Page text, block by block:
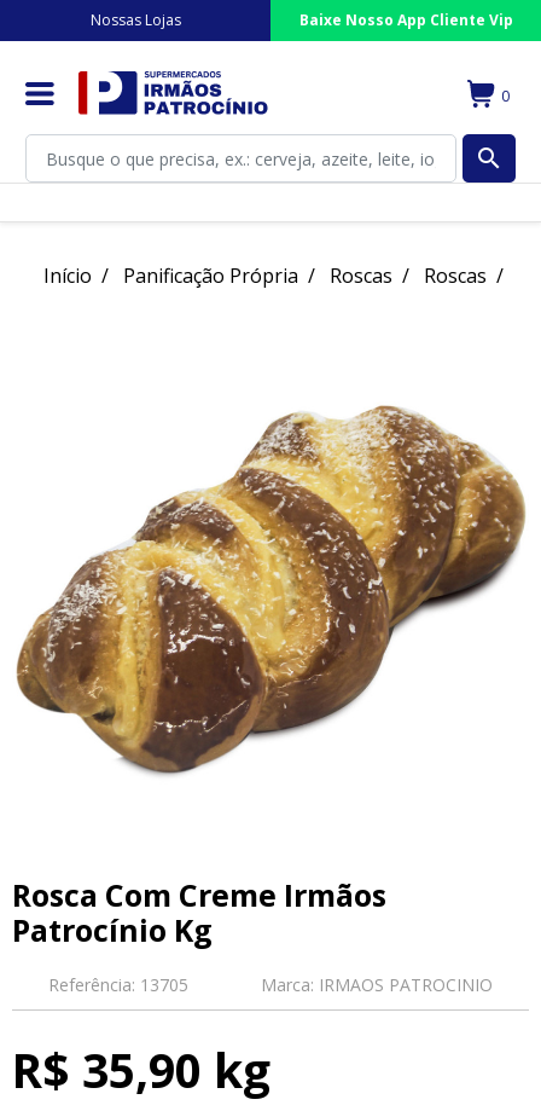
Nossas Lojas Baixe Nosso App Cliente Vip
0
search
Início Panificação Própria Roscas Roscas
Rosca Com Creme Irmãos
Patrocínio Kg
Referência: 13705 Marca: IRMAOS PATROCINIO
R$ 35,90 kg